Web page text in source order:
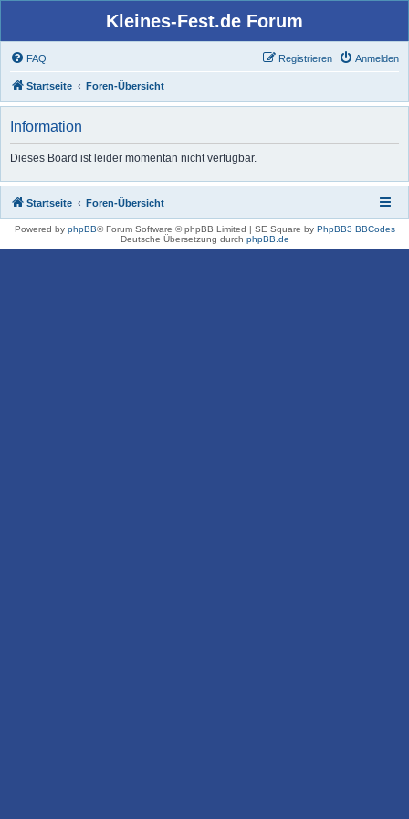
Kleines-Fest.de Forum
FAQ Anmelden
Registrieren
Startseite Foren-Übersicht
Information
Dieses Board ist leider momentan nicht verfügbar.
Startseite Foren-Übersicht
Powered by phpBB® Forum Software © phpBB Limited | SE Square by PhpBB3 BBCodes
Deutsche Übersetzung durch phpBB.de